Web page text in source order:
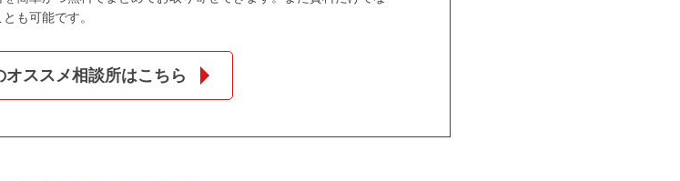
も可能です。
オススメ相談所はこちら